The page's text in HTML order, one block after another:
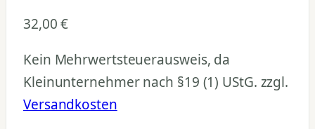
32,00€
Kein Mehrwertsteuerausweis, da
Kleinunternehmer nach §19 (1) UStG. zzgl.
Versandkosten